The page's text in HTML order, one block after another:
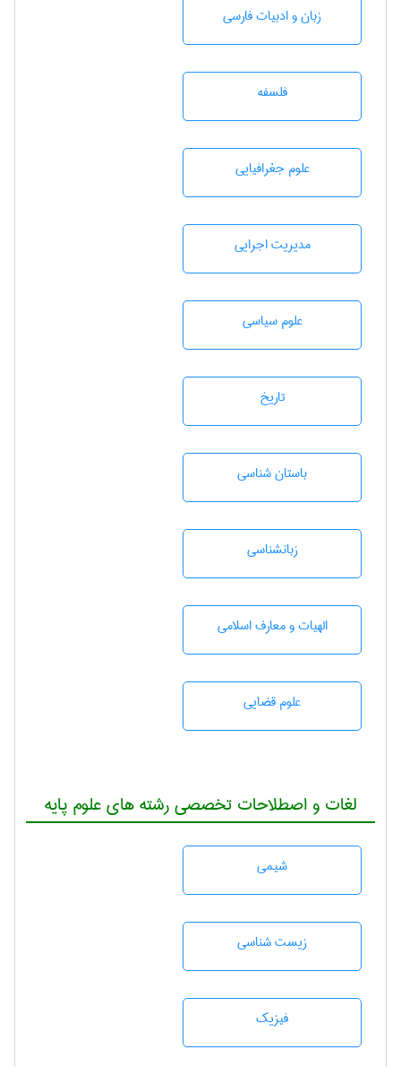
زبان و ادبيات فارسی
فلسفه
علوم جغرافيايی
مديريت اجرايی
علوم سياسی
تاريخ
باستان شناسی
زبانشناسی
الهیات و معارف اسلامی
علوم قضایی
لغات و اصطلاحات تخصصی رشته های علوم پایه
شيمی
زيست شناسی
فیزیک